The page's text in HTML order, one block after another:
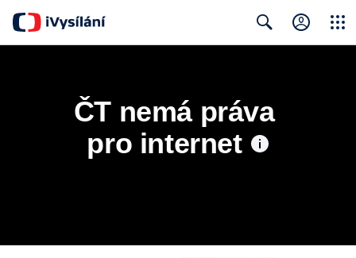
ČT nemá práva
pro internet